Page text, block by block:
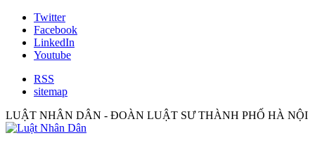
Twitter
Facebook
LinkedIn
Youtube
RSS
sitemap
LUẬT NHÂN DÂN - ĐOÀN LUẬT SƯ THÀNH PHỐ HÀ NỘI